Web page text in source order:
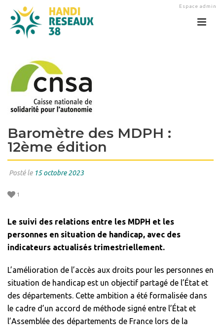
Espace admin
Baromètre des MDPH :
12ème édition
Posté le 15 octobre 2023
1
Le suivi des relations entre les MDPH et les
personnes en situation de handicap, avec des
indicateurs actualisés trimestriellement.
L’amélioration de l’accès aux droits pour les personnes en
situation de handicap est un objectif partagé de l’État et
des départements. Cette ambition a été formalisée dans
le cadre d’un accord de méthode signé entre l’État et
l’Assemblée des départements de France lors de la